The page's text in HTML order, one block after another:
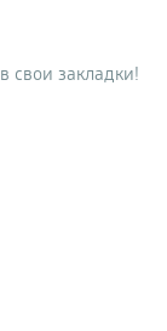
в свои закладки!